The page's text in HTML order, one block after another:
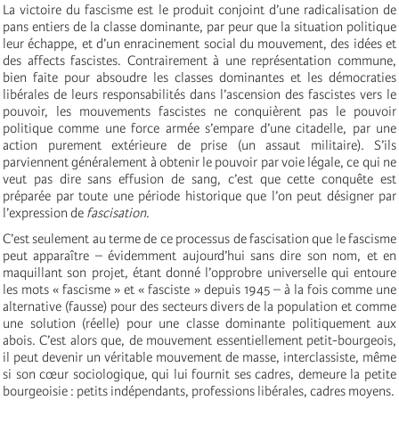
La victoire du fascisme est le produit conjoint d’une radicalisation de
pans entiers de la classe dominante, par peur que la situation politique
leur échappe, et d’un enracinement social du mouvement, des idées et
des affects fascistes. Contrairement à une représentation commune,
bien faite pour absoudre les classes dominantes et les démocraties
libérales de leurs responsabilités dans l’ascension des fascistes vers le
pouvoir, les mouvements fascistes ne conquièrent pas le pouvoir
politique comme une force armée s’empare d’une citadelle, par une
action purement extérieure de prise (un assaut militaire). S’ils
parviennent généralement à obtenir le pouvoir par voie légale, ce qui ne
veut pas dire sans effusion de sang, c’est que cette conquête est
préparée par toute une période historique que l’on peut désigner par
l’expression de fascisation.
C’est seulement au terme de ce processus de fascisation que le fascisme
peut apparaître – évidemment aujourd’hui sans dire son nom, et en
maquillant son projet, étant donné l’opprobre universelle qui entoure
les mots « fascisme » et « fasciste » depuis 1945 – à la fois comme une
alternative (fausse) pour des secteurs divers de la population et comme
une solution (réelle) pour une classe dominante politiquement aux
abois. C’est alors que, de mouvement essentiellement petit-bourgeois,
il peut devenir un véritable mouvement de masse, interclassiste, même
si son cœur sociologique, qui lui fournit ses cadres, demeure la petite
bourgeoisie : petits indépendants, professions libérales, cadres moyens.